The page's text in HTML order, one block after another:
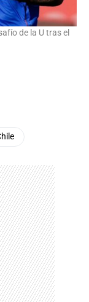
de la U tras el